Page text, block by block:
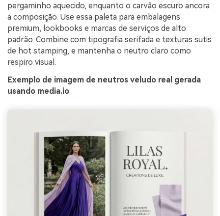
pergaminho aquecido, enquanto o carvão escuro ancora
a composição. Use essa paleta para embalagens
premium, lookbooks e marcas de serviços de alto
padrão. Combine com tipografia serifada e texturas sutis
de hot stamping, e mantenha o neutro claro como
respiro visual.
Exemplo de imagem de neutros veludo real gerada
usando media.io